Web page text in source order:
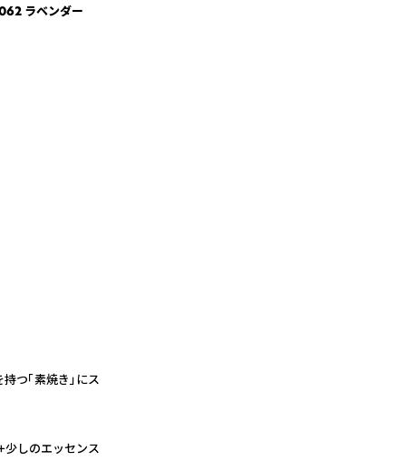
ラベンダー
つ「素焼き」にス
少しのエッセンス